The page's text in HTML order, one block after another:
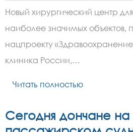
Новый хирургический центр
наиболее значимых объектов,
нацпроекту
клиника России,…
Читать полностью
Сегодня дончане